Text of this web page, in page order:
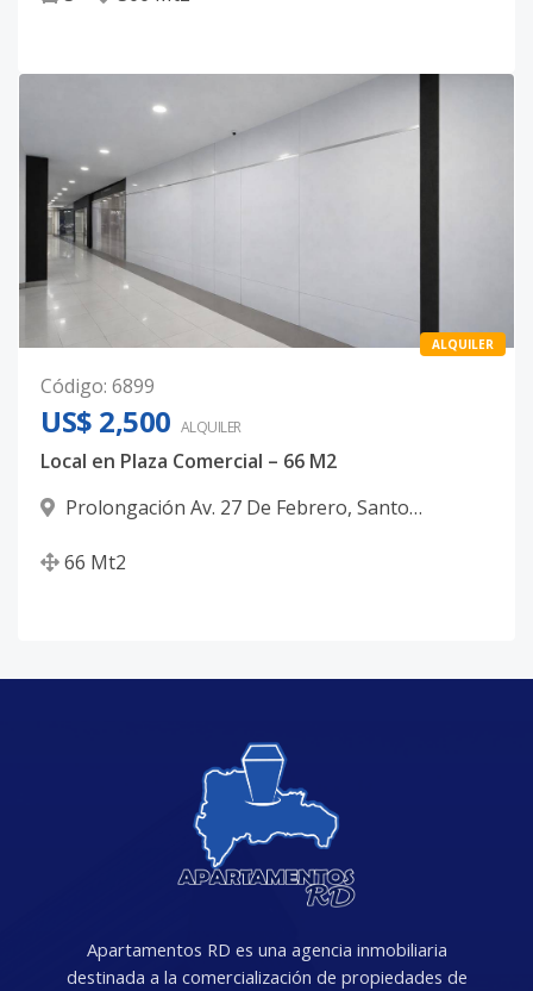
ALQUILER
Código: 6899
US$ 2,500 ALQUILER
Local en Plaza Comercial – 66 M2
Prolongación Av. 27 De Febrero, Santo
66 Mt2
Apartamentos RD es una agencia inmobiliaria
destinada a la comercialización de propiedades de